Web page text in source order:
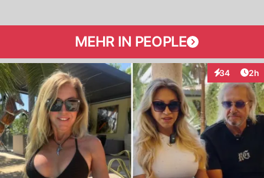
MEHR IN PEOPLE
34
Interaktionen
2h